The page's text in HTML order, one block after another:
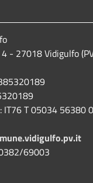
4 - 27018 Vidigulfo
IT76 T 05034 56380
69003